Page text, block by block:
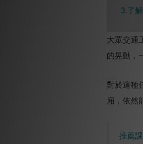
3.了
大眾交通
的晃動，
對於這種
廂，依然
推薦